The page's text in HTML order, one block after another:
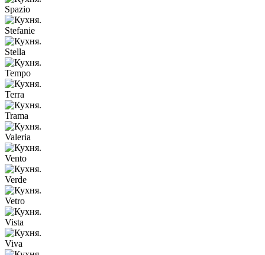
Spazio
Stefanie
Stella
Tempo
Terra
Trama
Valeria
Vento
Verde
Vetro
Vista
Viva